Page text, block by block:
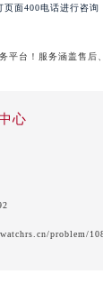
面400电话进行咨询
心
problem/